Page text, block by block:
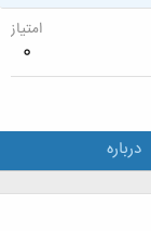
امتیاز
0
درباره